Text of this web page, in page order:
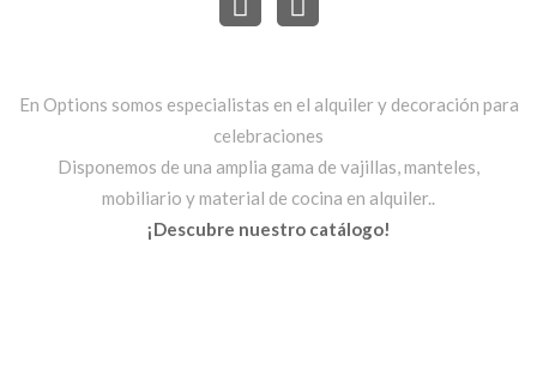
En Options somos especialistas en el alquiler y decoración para
celebraciones
Disponemos de una amplia gama de vajillas, manteles,
mobiliario y material de cocina en alquiler..
¡Descubre nuestro catálogo!